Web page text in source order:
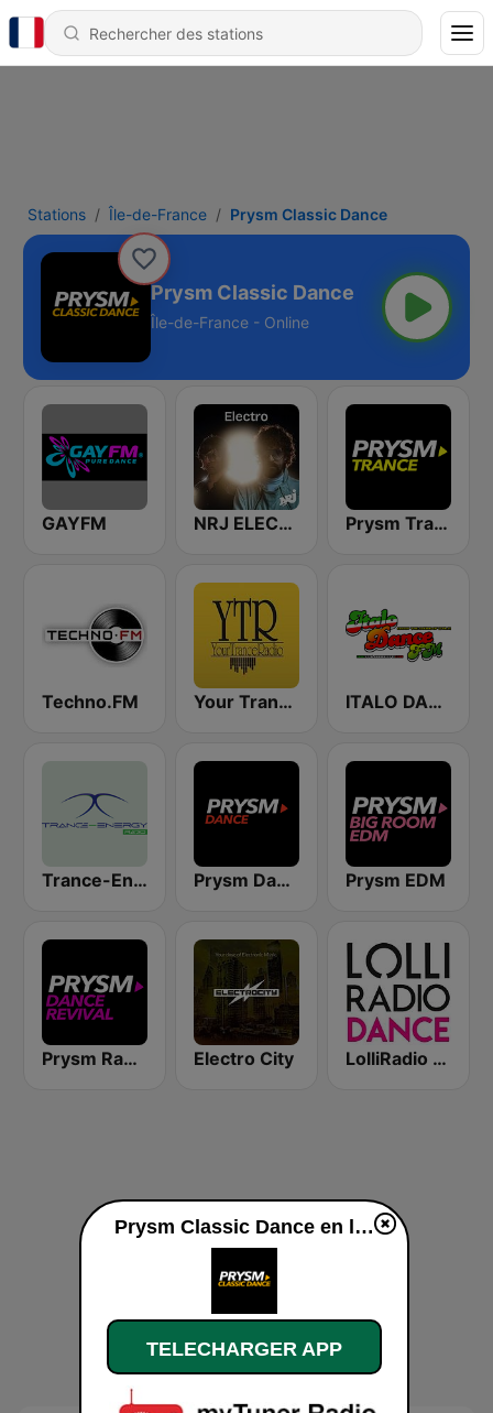
Stations Île-de-France Prysm Classic Dance
Prysm Classic Dance
Île-de-France - Online
GAYFM NRJ ELECTRO Prysm Trance
Techno.FM Your Trance Radio ITALO DANCE FM
Trance-Energy Radio Prysm Dance Prysm EDM
Prysm Radio Dance Revival Electro City LolliRadio Dance
Prysm Classic Dance en ligne
TELECHARGER APP